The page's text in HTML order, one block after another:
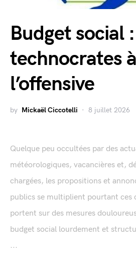
Budget social
technocrates à
l’offensive
by Mickaël Ciccotelli 8 juillet 2026
Quelque peu occultées par des
météorologiques, vacancières et,
chargées, les propositions et
publics se multiplient pourtant ces
portent sur des mesures
budget social lourdement et
...